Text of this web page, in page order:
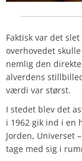
Faktisk var det
overhovedet
nemlig den
alverdens
værdi var størst.
I stedet blev det
i 1962 gik ind i en
Jorden, Universet
tage med sig i